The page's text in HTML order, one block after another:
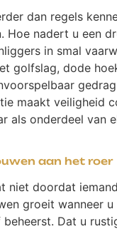
dan regels
Hoe nadert u een
in smal
golfslag, dode
maakt veiligheid
als onderdeel van
aan het roer
niet doordat
groeit wanneer
beheerst. Dat u